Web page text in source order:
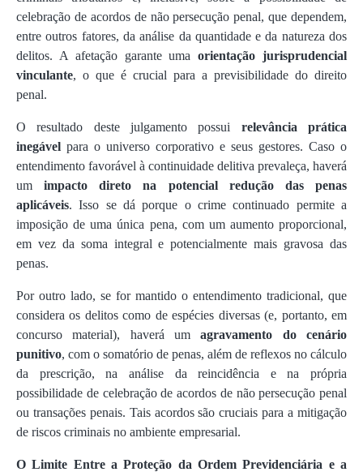
celebração de acordos de não persecução penal, que dependem,
entre outros fatores, da análise da quantidade e da natureza dos
delitos. A afetação garante umaorientação jurisprudencial
vinculante, o que é crucial para a previsibilidade do direito
penal.
O resultado deste julgamento possui relevância prática
inegável para o universo corporativo e seus gestores. Caso o
entendimento favorável à continuidade delitiva prevaleça, haverá
umimpacto direto na potencial redução das penas
aplicáveis. Isso se dá porque o crime continuado permite a
imposição de uma única pena, com um aumento proporcional,
em vez da soma integral e potencialmente mais gravosa das
penas.
Por outro lado, se for mantido o entendimento tradicional, que
considera os delitos como de espécies diversas (e, portanto, em
concurso material), haverá umagravamento do cenário
punitivo, com o somatório de penas, além de reflexos no cálculo
da prescrição, na análise da reincidência e na própria
possibilidade de celebração de acordos de não persecução penal
ou transações penais. Tais acordos são cruciais para a mitigação
de riscos criminais no ambiente empresarial.
O Limite Entre a Proteção da Ordem Previdenciária e a